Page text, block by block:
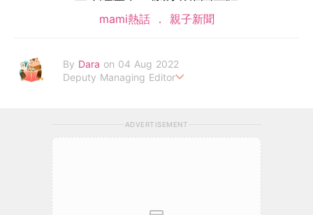
mami熱話 親子新聞
By Dara on 04 Aug 2022
Deputy Managing Editor
ADVERTISEMENT